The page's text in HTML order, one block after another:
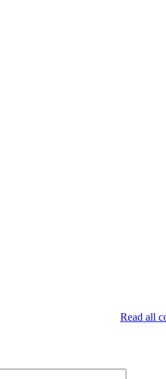
Read all